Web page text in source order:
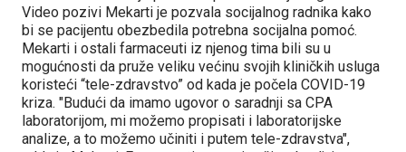
Video pozivi Mekarti je pozvala socijalnog radnika kako
bi se pacijentu obezbedila potrebna socijalna pomoć.
Mekarti i ostali farmaceuti iz njenog tima bili su u
mogućnosti da pruže veliku većinu svojih kliničkih usluga
koristeći “tele-zdravstvo” od kada je počela COVID-19
kriza. "Budući da imamo ugovor o saradnji sa CPA
laboratorijom, mi možemo propisati i laboratorijske
analize, a to možemo učiniti i putem tele-zdravstva",